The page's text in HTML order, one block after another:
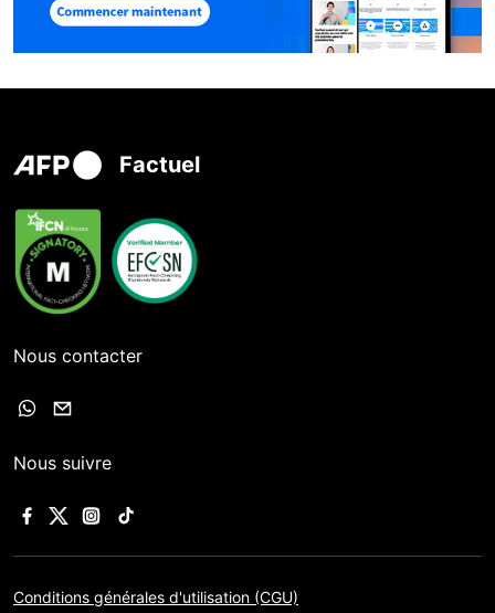
Factuel
Nous contacter
Nous suivre
Conditions générales d'utilisation (CGU)